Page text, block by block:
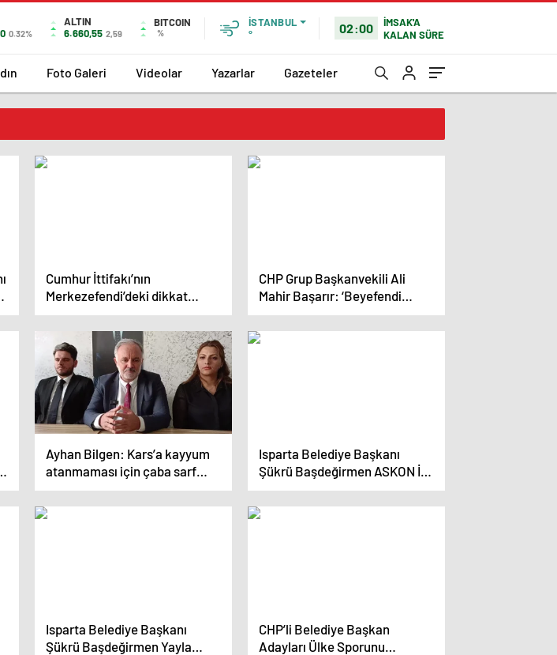
0.32%
ALTIN
6.660,55 2,59
BITCOIN
%
İSTANBUL
°
02:00
İMSAK'A
KALAN SÜRE
Foto Galeri Videolar Yazarlar Gazeteler
Cumhur İttifakı’nın
Merkezefendi’deki dikkat
çeken adayı Ekrem Başer, Ali
Marım’ı ziyaret etti
CHP Grup Başkanvekili Ali
Mahir Başarır: ‘Beyefendi
Muğla’dan, biz Bodrum’dan
konuşuyoruz’
Ayhan Bilgen: Kars’a kayyum
atanmaması için çaba sarf
ettim
Isparta Belediye Başkanı
Şükrü Başdeğirmen ASKON İl
Başkanlığını ziyaret etti
Isparta Belediye Başkanı
Şükrü Başdeğirmen Yayla
CHP’li Belediye Başkan
Adayları Ülke Sporunu